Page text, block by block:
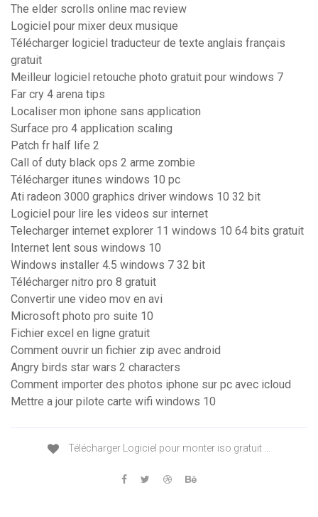
The elder scrolls online mac review
Logiciel pour mixer deux musique
Télécharger logiciel traducteur de texte anglais français
gratuit
Meilleur logiciel retouche photo gratuit pour windows 7
Far cry 4 arena tips
Localiser mon iphone sans application
Surface pro 4 application scaling
Patch fr half life 2
Call of duty black ops 2 arme zombie
Télécharger itunes windows 10 pc
Ati radeon 3000 graphics driver windows 10 32 bit
Logiciel pour lire les videos sur internet
Telecharger internet explorer 11 windows 10 64 bits gratuit
Internet lent sous windows 10
Windows installer 4.5 windows 7 32 bit
Télécharger nitro pro 8 gratuit
Convertir une video mov en avi
Microsoft photo pro suite 10
Fichier excel en ligne gratuit
Comment ouvrir un fichier zip avec android
Angry birds star wars 2 characters
Comment importer des photos iphone sur pc avec icloud
Mettre a jour pilote carte wifi windows 10
Télécharger Logiciel pour monter iso gratuit ...